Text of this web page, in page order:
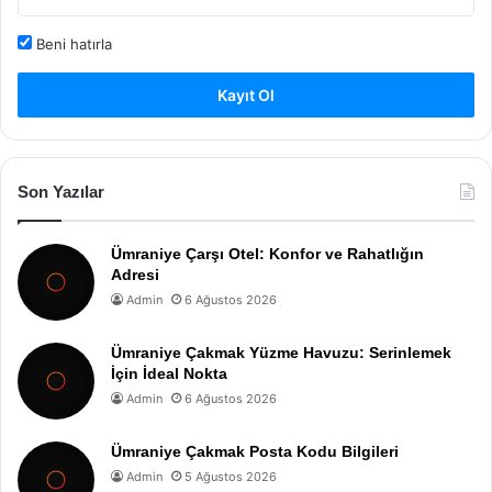
Beni hatırla
Kayıt Ol
Son Yazılar
Ümraniye Çarşı Otel: Konfor ve Rahatlığın
Adresi
Admin 6 Ağustos 2026
Ümraniye Çakmak Yüzme Havuzu: Serinlemek
İçin İdeal Nokta
Admin 6 Ağustos 2026
Ümraniye Çakmak Posta Kodu Bilgileri
Admin 5 Ağustos 2026